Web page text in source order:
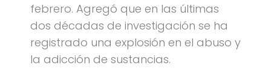
febrero. Agregó que en las últimas
dos décadas de investigación se ha
registrado una explosión en el abuso y
la adicción de sustancias.